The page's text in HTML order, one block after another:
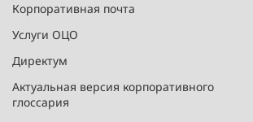
Корпоративная почта
Услуги ОЦО
Директум
Актуальная версия корпоративного
глоссария